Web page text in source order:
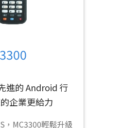
進的 Android 行
企業更給力
，MC3300輕鬆升級